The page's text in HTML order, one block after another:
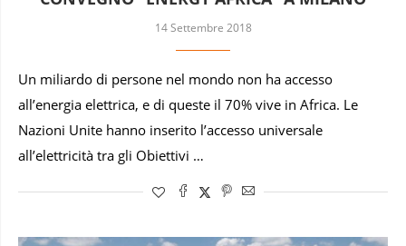
14 Settembre 2018
Un miliardo di persone nel mondo non ha accesso
all’energia elettrica, e di queste il 70% vive in Africa. Le
Nazioni Unite hanno inserito l’accesso universale
all’elettricità tra gli Obiettivi …